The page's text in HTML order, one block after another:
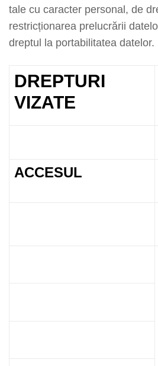
tale cu caracter personal, de
restricționarea prelucrării
dreptul la portabilitatea datelor.
DREPTURI
VIZATE
ACCESUL